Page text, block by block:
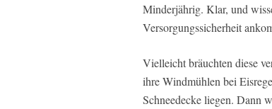
Minderjährig. Klar, und
Versorgungssicherheit
Vielleicht bräuchten diese
ihre Windmühlen bei
Schneedecke liegen. Dann